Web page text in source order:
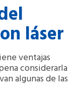
láser
ventajas
considerarla
algunas de las